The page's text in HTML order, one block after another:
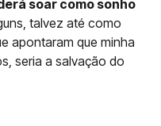
soar como sonho
talvez até como
apontaram que minha
seria a salvação do